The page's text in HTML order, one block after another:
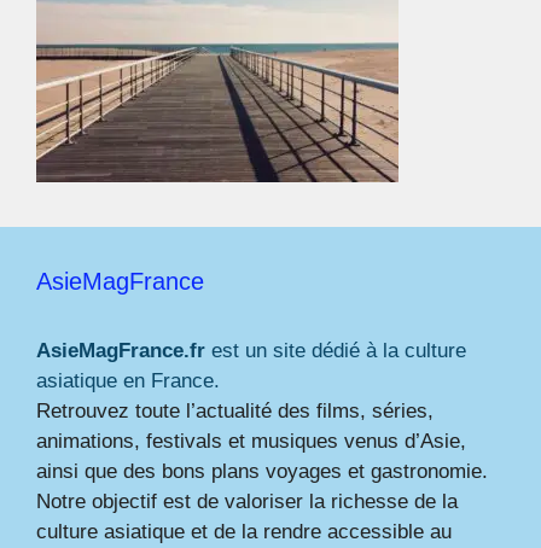
AsieMagFrance
AsieMagFrance.fr est un site dédié à la culture
asiatique en France.
Retrouvez toute l’actualité des films, séries,
animations, festivals et musiques venus d’Asie,
ainsi que des bons plans voyages et gastronomie.
Notre objectif est de valoriser la richesse de la
culture asiatique et de la rendre accessible au